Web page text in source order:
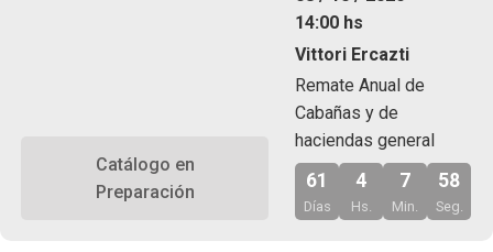
Catálogo en
Preparación
14:00 hs
Vittori Ercazti
Remate Anual de
Cabañas y de
haciendas general
61
Días
4
Hs.
7
Min.
57
Seg.